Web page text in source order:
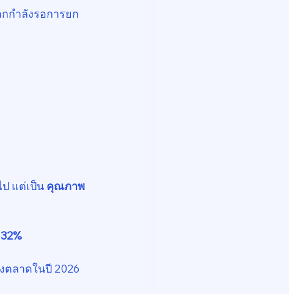
กำลังรอการยก
แต่เป็น คุณภาพ
32%
ตลาดในปี 2026